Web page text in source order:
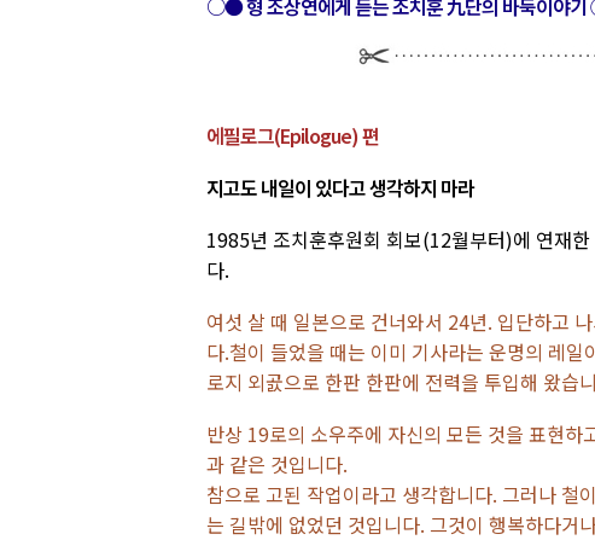
○● 형 조상연에게 듣는 조치훈 九단의 바둑이야
에필로그(Epilogue) 편
지고도 내일이 있다고 생각하지 마라
1985년 조치훈후원회 회보(12월부터)에 연재
다.
여섯 살 때 일본으로 건너와서 24년. 입단하고
다.철이 들었을 때는 이미 기사라는 운명의 레
로지 외곬으로 한판 한판에 전력을 투입해 왔습
반상 19로의 소우주에 자신의 모든 것을 표현
과 같은 것입니다.
참으로 고된 작업이라고 생각합니다. 그러나 철
는 길밖에 없었던 것입니다. 그것이 행복하다거